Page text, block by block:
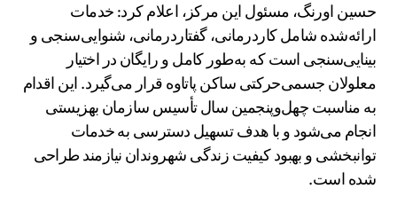
حسین اورنگ، مسئول این مرکز، اعلام کرد: خدمات
ارائه‌شده شامل کاردرمانی، گفتاردرمانی، شنوایی‌سنجی و
بینایی‌سنجی است که به‌طور کامل و رایگان در اختیار
معلولان جسمی‌حرکتی ساکن پاتاوه قرار می‌گیرد. این اقدام
به مناسبت چهل‌وپنجمین سال تأسیس سازمان بهزیستی
انجام می‌شود و با هدف تسهیل دسترسی به خدمات
توانبخشی و بهبود کیفیت زندگی شهروندان نیازمند طراحی
شده است.